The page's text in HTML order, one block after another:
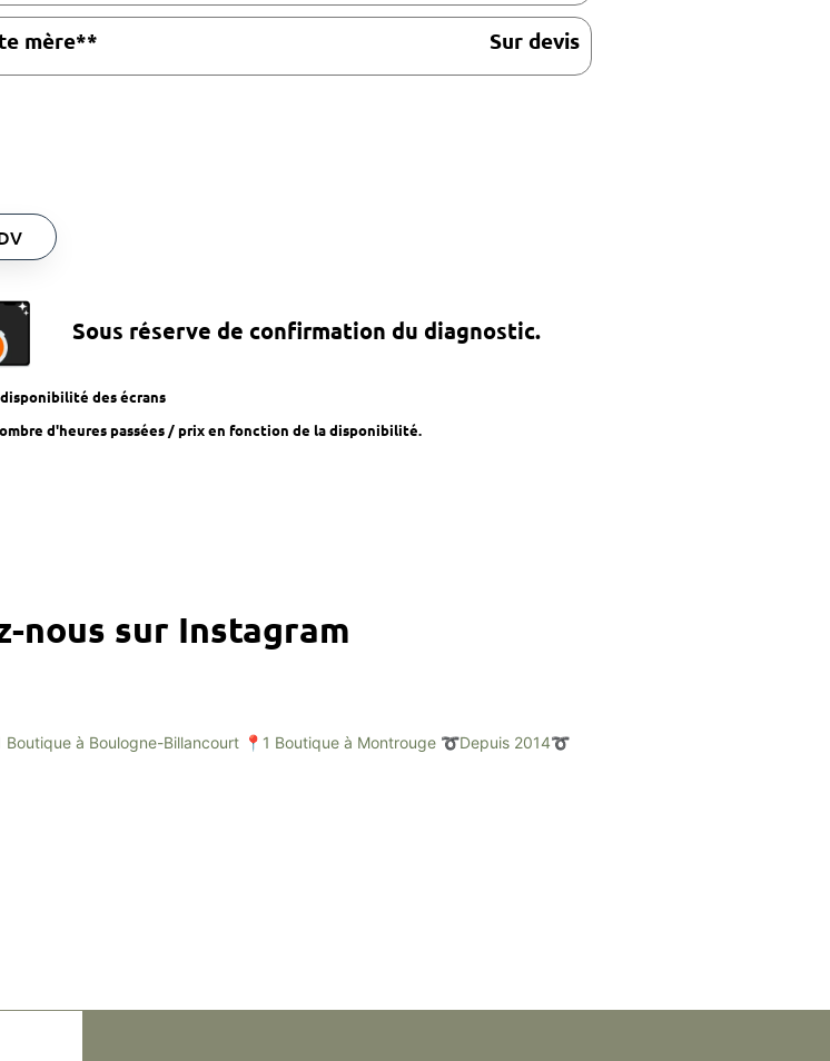
mère** Sur devis
Sous réserve de confirmation du diagnostic.
des écrans
d'heures passées / prix en fonction de la disponibilité.
nous sur Instagram
Boutique à Boulogne-Billancourt 📍1 Boutique à Montrouge ➰Depuis 2014➰